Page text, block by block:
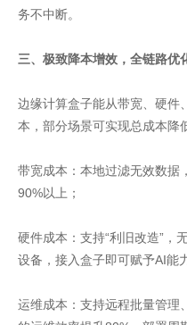
务不中断。
三、极致降本增效，全链路优
边缘计算盒子能从带宽、硬件
本，部分场景可实现总成本降
带宽成本：本地过滤无效数据
90%以上；
硬件成本：支持“利旧改造”，
设备，接入盒子即可赋予AI能
运维成本：支持远程批量管理